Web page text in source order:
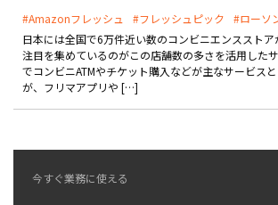
費用
製品
特長
通販受注対応
#Amazonフレッシュ
#フレッシュピック #ローソ
日本には全国で6万件近い数のコンビニエンススト
注目を集めているのがこの店舗数の多さを活用した
でコンビニATMやチケット購入などが主なサービス
が、フリマアプリや […]
今すぐ業務に使える